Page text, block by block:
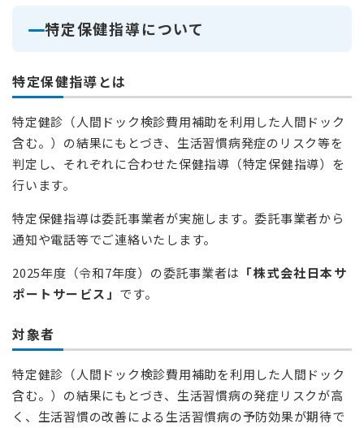
特定保健指導について
特定保健指導とは
特定健診（人間ドック検診費用補助を利用した人間ドック
含む。）の結果にもとづき、生活習慣病発症のリスク等を
判定し、それぞれに合わせた保健指導（特定保健指導）を
行います。
特定保健指導は委託事業者が実施します。委託事業者から
通知や電話等でご連絡いたします。
2025年度（令和7年度）の委託事業者は 「株式会社日本サ
ポートサービス」 です。
対象者
特定健診（人間ドック検診費用補助を利用した人間ドック
含む。）の結果にもとづき、生活習慣病の発症リスクが高
く、生活習慣の改善による生活習慣病の予防効果が期待で